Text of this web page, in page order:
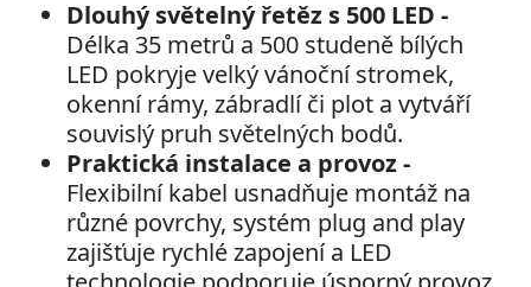
Dlouhý světelný řetěz s 500 LED -
Délka 35 metrů a 500 studeně bílých
LED pokryje velký vánoční stromek,
okenní rámy, zábradlí či plot a vytváří
souvislý pruh světelných bodů.
Praktická instalace a provoz -
Flexibilní kabel usnadňuje montáž na
různé povrchy, systém plug and play
zajišťuje rychlé zapojení a LED